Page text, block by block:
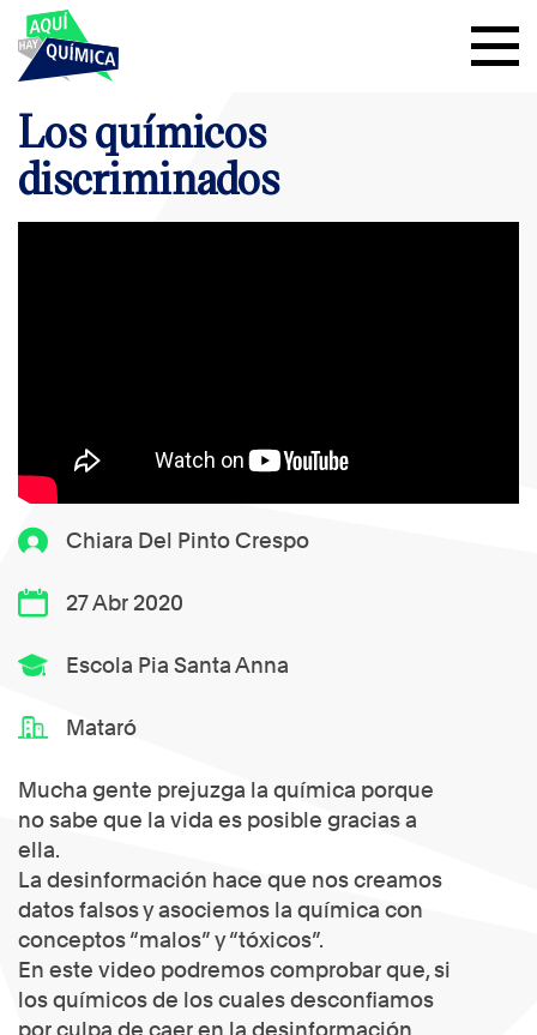
Chiara Del Pinto Crespo
27 Abr 2020
Escola Pia Santa Anna
Mataró
Mucha gente prejuzga la química porque
no sabe que la vida es posible gracias a
ella.
La desinformación hace que nos creamos
datos falsos y asociemos la química con
conceptos “malos” y “tóxicos”.
En este video podremos comprobar que, si
los químicos de los cuales desconfiamos
por culpa de caer en la desinformación
Los químicos
discriminados